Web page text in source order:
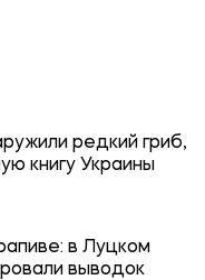
редкий гриб,
книгу Украины
в Луцком
выводок